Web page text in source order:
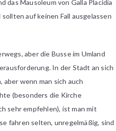
das Mausoleum von Galla Placidia
auf keinen Fall ausgelassen
aber die Busse im Umland
In der Stadt an sich
aber wenn man sich auch
(besonders die Kirche
sehr empfehlen), ist man mit
fahren selten, unregelmäßig, sind